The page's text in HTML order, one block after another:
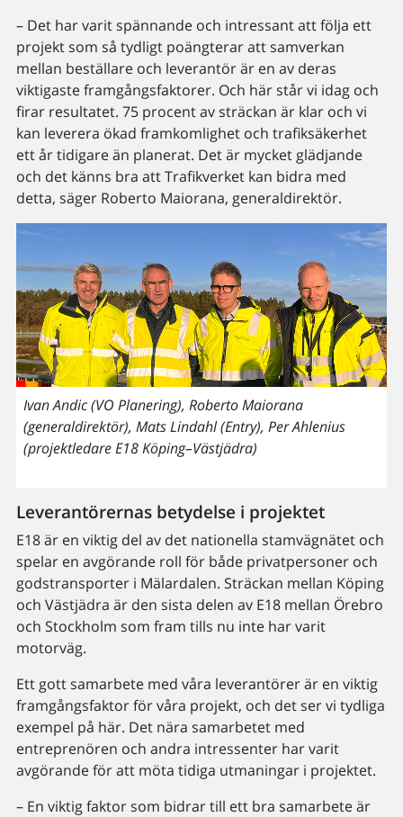
– Det har varit spännande och intressant att följa ett
projekt som så tydligt poängterar att samverkan
mellan beställare och leverantör är en av deras
viktigaste framgångsfaktorer. Och här står vi idag och
firar resultatet. 75 procent av sträckan är klar och vi
kan leverera ökad framkomlighet och trafiksäkerhet
ett år tidigare än planerat. Det är mycket glädjande
och det känns bra att Trafikverket kan bidra med
detta, säger Roberto Maiorana, generaldirektör.
Ivan Andic (VO Planering), Roberto Maiorana
(generaldirektör), Mats Lindahl (Entry), Per Ahlenius
(projektledare E18 Köping–Västjädra)
Leverantörernas betydelse i projektet
E18 är en viktig del av det nationella stamvägnätet och
spelar en avgörande roll för både privatpersoner och
godstransporter i Mälardalen. Sträckan mellan Köping
och Västjädra är den sista delen av E18 mellan Örebro
och Stockholm som fram tills nu inte har varit
motorväg.
Ett gott samarbete med våra leverantörer är en viktig
framgångsfaktor för våra projekt, och det ser vi tydliga
exempel på här. Det nära samarbetet med
entreprenören och andra intressenter har varit
avgörande för att möta tidiga utmaningar i projektet.
– En viktig faktor som bidrar till ett bra samarbete är